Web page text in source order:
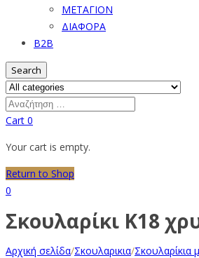
ΜΕΤΑΓΙΟΝ
ΔΙΑΦΟΡΑ
B2B
Search
Cart 0
Your cart is empty.
Return to Shop
0
Σκουλαρίκι Κ18
Αρχική σελίδα/Σκουλαρικια/Σκουλαρίκια